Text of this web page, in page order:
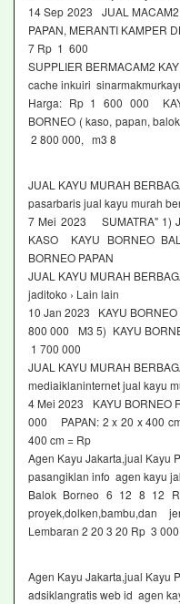
14 Sep 2023 JUAL MACAM2
PAPAN, MERANTI KAMPER
7 Rp 1 600
SUPPLIER BERMACAM2
cache inkuiri
Harga: Rp 1 600 000
BORNEO ( kaso, papan,
2 800 000, m3 8
JUAL KAYU MURAH
pasarbaris jual kayu murah
7 Mei 2023 SUMATRA" 1)
KASO KAYU BORNEO
BORNEO PAPAN
JUAL KAYU MURAH
jaditoko › Lain lain
10 Jan 2023 KAYU
800 000 M3 5) KAYU
1 700 000
JUAL KAYU MURAH
mediaiklaninternet jual kayu
4 Mei 2023 KAYU BORNEO
000 PAPAN: 2 x 20 x 400
400 cm = Rp
Agen Kayu Jakarta,jual Kayu
pasangiklan info agen kayu
Balok Borneo 6 12 8 12
Lembaran 2 20 3 20 Rp 3 000
Agen Kayu Jakarta,jual Kayu
adsiklangratis web id agen